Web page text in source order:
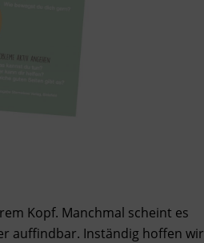
Kopf. Manchmal scheint es
auffindbar. Inständig hoffen wir